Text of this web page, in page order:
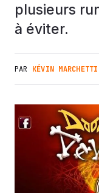
plusieurs
à éviter.
PAR KÉVIN MARCHETTI